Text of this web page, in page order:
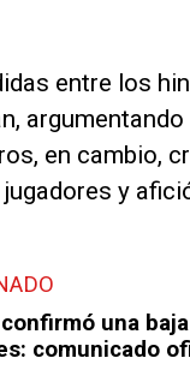
entre los
en cambio,
y
confirmó una
comunicado